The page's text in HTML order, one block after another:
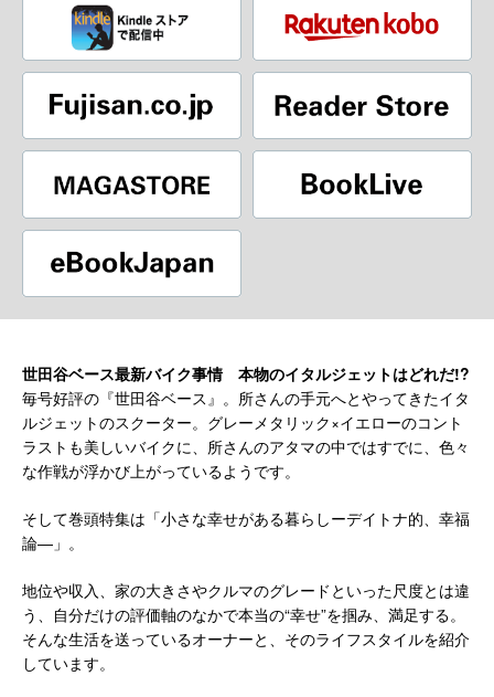
世田谷ベース最新バイク事情 本物のイタルジェットはどれだ!?
毎号好評の『世田谷ベース』。所さんの手元へとやってきたイタ
ルジェットのスクーター。グレーメタリック×イエローのコント
ラストも美しいバイクに、所さんのアタマの中ではすでに、色々
な作戦が浮かび上がっているようです。
そして巻頭特集は「小さな幸せがある暮らしーデイトナ的、幸福
論―」。
地位や収入、家の大きさやクルマのグレードといった尺度とは違
う、自分だけの評価軸のなかで本当の“幸せ”を掴み、満足する。
そんな生活を送っているオーナーと、そのライフスタイルを紹介
しています。